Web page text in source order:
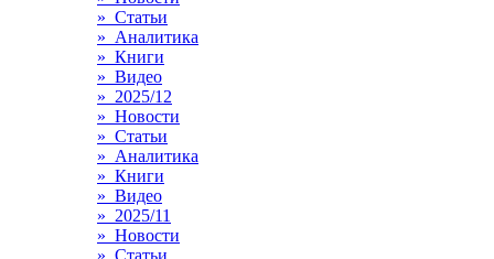
» Статьи
» Аналитика
» Книги
» Видео
» 2025/12
» Новости
» Статьи
» Аналитика
» Книги
» Видео
» 2025/11
» Новости
» Статьи